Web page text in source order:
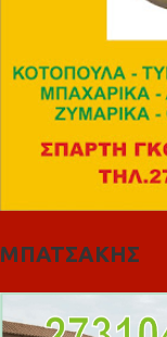
ΜΠΑΤΣΑΚΗΣ